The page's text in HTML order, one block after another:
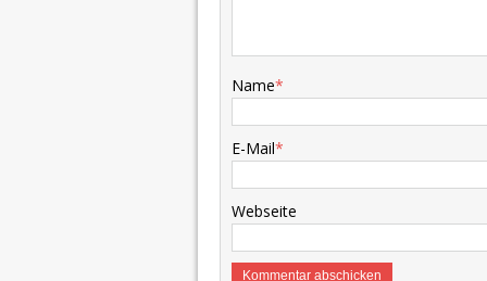
Name*
E-Mail*
Webseite